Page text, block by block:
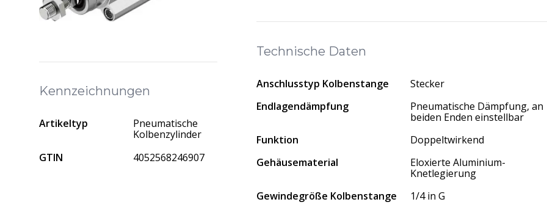
Technische Daten
Anschlusstyp Kolbenstange
Stecker
Endlagendämpfung
Pneumatische Dämpfung, an
beiden Enden einstellbar
Funktion
Doppeltwirkend
Gehäusematerial
Eloxierte Aluminium-
Knetlegierung
Gewindegröße Kolbenstange
1/4 in G
Kennzeichnungen
Artikeltyp
Pneumatische
Kolbenzylinder
GTIN
4052568246907